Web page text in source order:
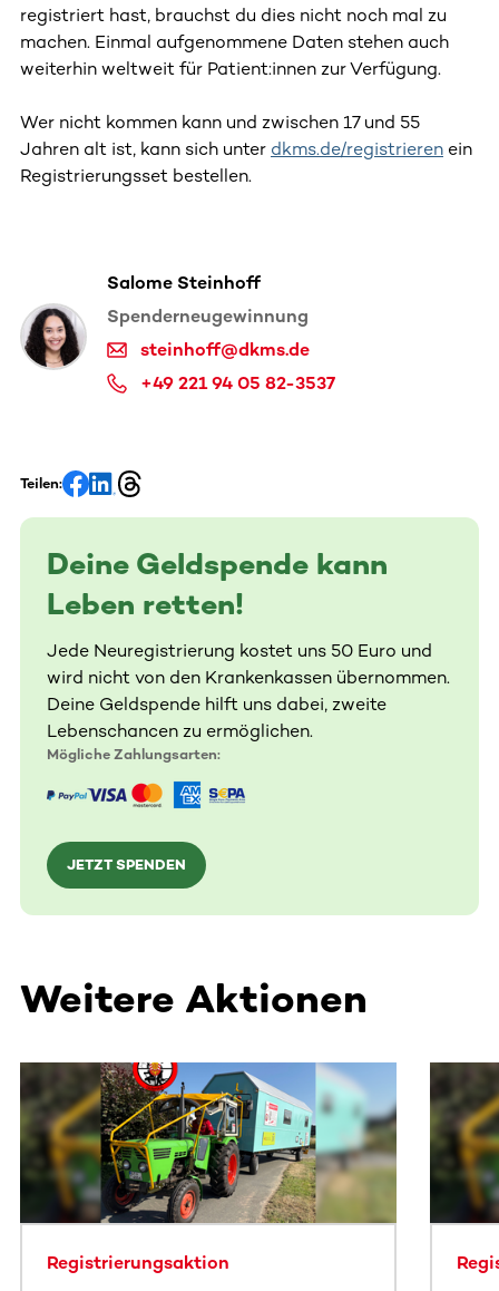
registriert hast, brauchst du dies nicht noch mal zu
machen. Einmal aufgenommene Daten stehen auch
weiterhin weltweit für Patient:innen zur Verfügung.
Wer nicht kommen kann und zwischen 17 und 55
Jahren alt ist, kann sich unter dkms.de/registrieren ein
Registrierungsset bestellen.
Salome Steinhoff
Spenderneugewinnung
steinhoff@dkms.de
+49 221 94 05 82-3537
Teilen:
Deine Geldspende kann
Leben retten!
Jede Neuregistrierung kostet uns 50 Euro und
wird nicht von den Krankenkassen übernommen.
Deine Geldspende hilft uns dabei, zweite
Lebenschancen zu ermöglichen.
Mögliche Zahlungsarten:
JETZT SPENDEN
Weitere Aktionen
Dieser Bereich enthält horizontal scrollbare Inhalte.
Registrierungsaktion